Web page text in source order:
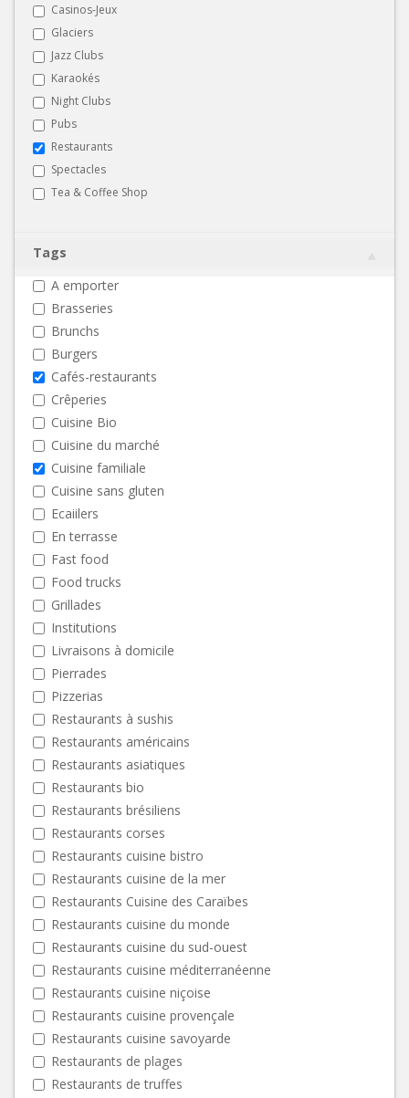
Casinos-Jeux
Glaciers
Jazz Clubs
Karaokés
Night Clubs
Pubs
Restaurants
Spectacles
Tea & Coffee Shop
Tags
A emporter
Brasseries
Brunchs
Burgers
Cafés-restaurants
Crêperies
Cuisine Bio
Cuisine du marché
Cuisine familiale
Cuisine sans gluten
Ecaiilers
En terrasse
Fast food
Food trucks
Grillades
Institutions
Livraisons à domicile
Pierrades
Pizzerias
Restaurants à sushis
Restaurants américains
Restaurants asiatiques
Restaurants bio
Restaurants brésiliens
Restaurants corses
Restaurants cuisine bistro
Restaurants cuisine de la mer
Restaurants Cuisine des Caraïbes
Restaurants cuisine du monde
Restaurants cuisine du sud-ouest
Restaurants cuisine méditerranéenne
Restaurants cuisine niçoise
Restaurants cuisine provençale
Restaurants cuisine savoyarde
Restaurants de plages
Restaurants de truffes